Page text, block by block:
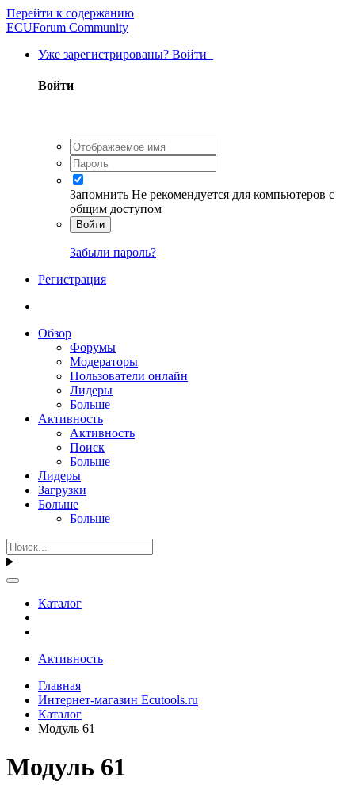
Перейти к содержанию
ECUForum Community
Уже зарегистрированы? Войти
Войти
Запомнить Не рекомендуется для компьютеров с
общим доступом
Войти
Забыли пароль?
Регистрация
Обзор
Форумы
Модераторы
Пользователи онлайн
Лидеры
Больше
Активность
Активность
Поиск
Больше
Лидеры
Загрузки
Больше
Больше
Каталог
Активность
Главная
Интернет-магазин Ecutools.ru
Каталог
Модуль 61
Модуль 61